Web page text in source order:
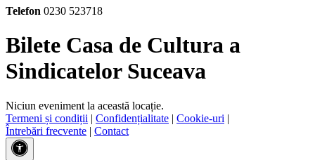
Telefon 0230 523718
Bilete Casa de Cultura a
Sindicatelor Suceava
Niciun eveniment la această locație.
Termeni și condiții | Confidențialitate | Cookie-uri |
Întrebări frecvente | Contact